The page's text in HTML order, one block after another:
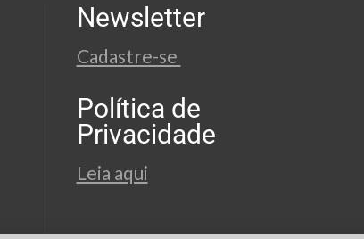
Newsletter
Cadastre-se
Política de
Privacidade
Leia aqui